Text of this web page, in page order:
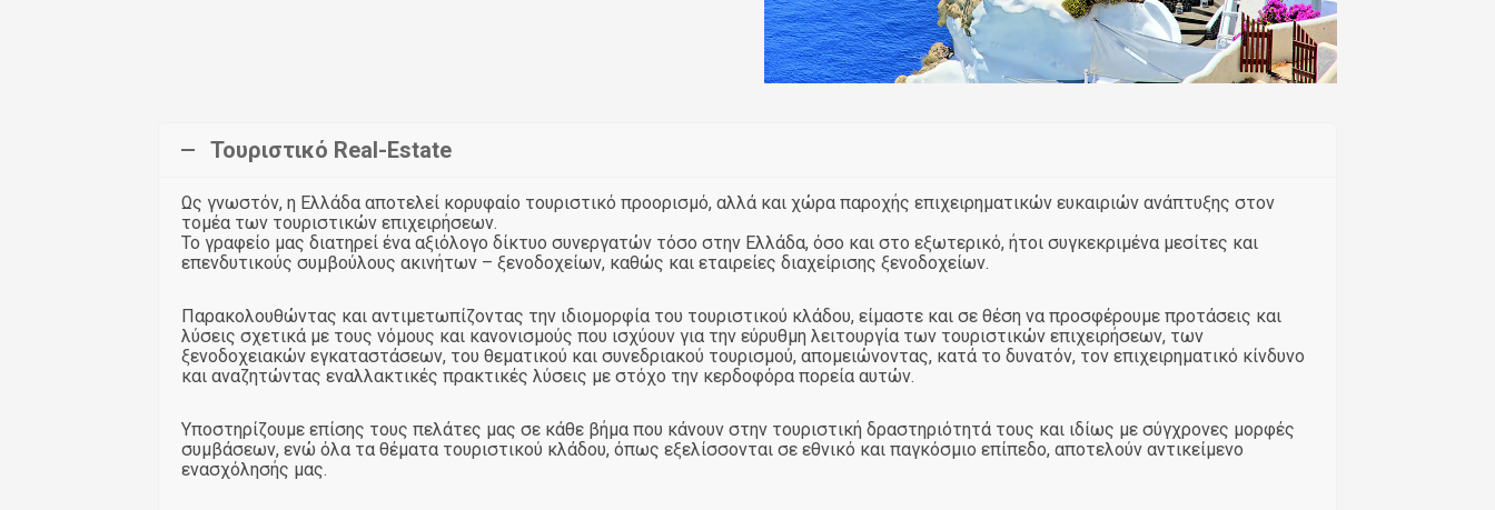
Τουριστικό Real-Estate
Ως γνωστόν, η Ελλάδα αποτελεί κορυφαίο τουριστικό προορισμό, αλλά και χώρα παροχής επιχειρηματικών ευκαιριών ανάπτυξης στον
τομέα των τουριστικών επιχειρήσεων.
Το γραφείο μας διατηρεί ένα αξιόλογο δίκτυο συνεργατών τόσο στην Ελλάδα, όσο και στο εξωτερικό, ήτοι συγκεκριμένα μεσίτες και
επενδυτικούς συμβούλους ακινήτων – ξενοδοχείων, καθώς και εταιρείες διαχείρισης ξενοδοχείων.
Παρακολουθώντας και αντιμετωπίζοντας την ιδιομορφία του τουριστικού κλάδου, είμαστε και σε θέση να προσφέρουμε προτάσεις και
λύσεις σχετικά με τους νόμους και κανονισμούς που ισχύουν για την εύρυθμη λειτουργία των τουριστικών επιχειρήσεων, των
ξενοδοχειακών εγκαταστάσεων, του θεματικού και συνεδριακού τουρισμού, απομειώνοντας, κατά το δυνατόν, τον επιχειρηματικό κίνδυνο
και αναζητώντας εναλλακτικές πρακτικές λύσεις με στόχο την κερδοφόρα πορεία αυτών.
Υποστηρίζουμε επίσης τους πελάτες μας σε κάθε βήμα που κάνουν στην τουριστική δραστηριότητά τους και ιδίως με σύγχρονες μορφές
συμβάσεων, ενώ όλα τα θέματα τουριστικού κλάδου, όπως εξελίσσονται σε εθνικό και παγκόσμιο επίπεδο, αποτελούν αντικείμενο
ενασχόλησής μας.